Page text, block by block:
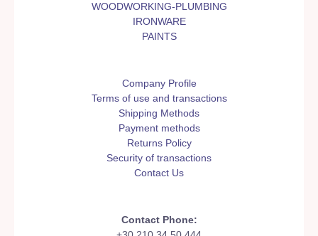
WOODWORKING-PLUMBING
IRONWARE
PAINTS
Company Profile
Terms of use and transactions
Shipping Methods
Payment methods
Returns Policy
Security of transactions
Contact Us
Contact Phone: